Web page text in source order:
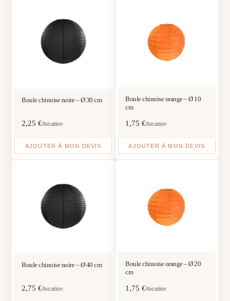
Boule chinoise noire – Ø 30 cm
2,25€/location
AJOUTER À MON DEVIS
Boule chinoise orange – Ø 10
cm
1,75 €/location
AJOUTER À MON DEVIS
Boule chinoise noire – Ø 40 cm
2,75€/location
Boule chinoise orange – Ø 20
cm
1,75 €/location